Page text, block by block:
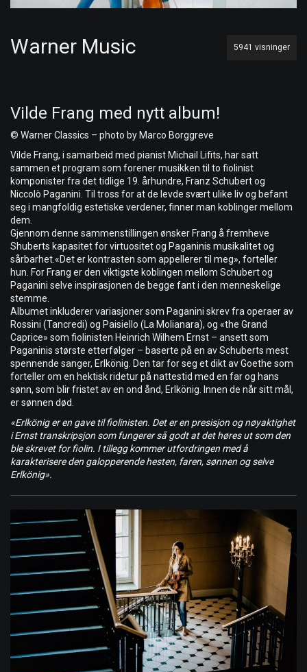
5941 visninger
Warner Music
Vilde Frang med nytt album!
© Warner Classics – photo by Marco Borggreve
Vilde Frang, i samarbeid med pianist Michail Lifits, har satt
sammen et program som forener musikken til to fiolinist
komponister fra det tidlige 19. århundre, Franz Schubert og
Niccolò Paganini. Til tross for at de levde svært ulike liv og befant
seg i mangfoldig estetiske verdener, finner man koblinger mellom
dem.
Gjennom denne sammenstillingen ønsker Frang å fremheve
Shuberts kapasitet for virtuositet og Paganinis musikalitet og
sårbarhet.«Det er kontrasten som appellerer til meg», forteller
hun. For Frang er den viktigste koblingen mellom Schubert og
Paganini selve inspirasjonen de begge fant i den menneskelige
stemme.
Albumet inkluderer variasjoner som Paganini skrev fra operaer av
Rossini (Tancredi) og Paisiello (La Molianara), og «the Grand
Caprice» som fiolinisten Heinrich Wilhem Ernst – ansett som
Paganinis største etterfølger – baserte på en av Schuberts mest
spennende sanger, Erlkönig. Den tar for seg et dikt av Goethe som
forteller om en hektisk ridetur på nattestid med en far og hans
sønn, som blir fristet av en ond ånd, Erlkönig. Innen de når sitt mål,
er sønnen død.
«Erlkönig er en gave til fiolinisten. Det er en presisjon og nøyaktighet
i Ernst transkripsjon som fungerer så godt at det høres ut som den
ble skrevet for fiolin. I tillegg kommer utfordringen med å
karakterisere den galopperende hesten, faren, sønnen og selve
Erlkönig».